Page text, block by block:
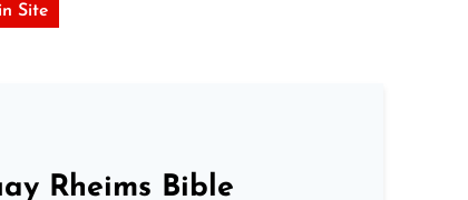
Site
Rheims Bible